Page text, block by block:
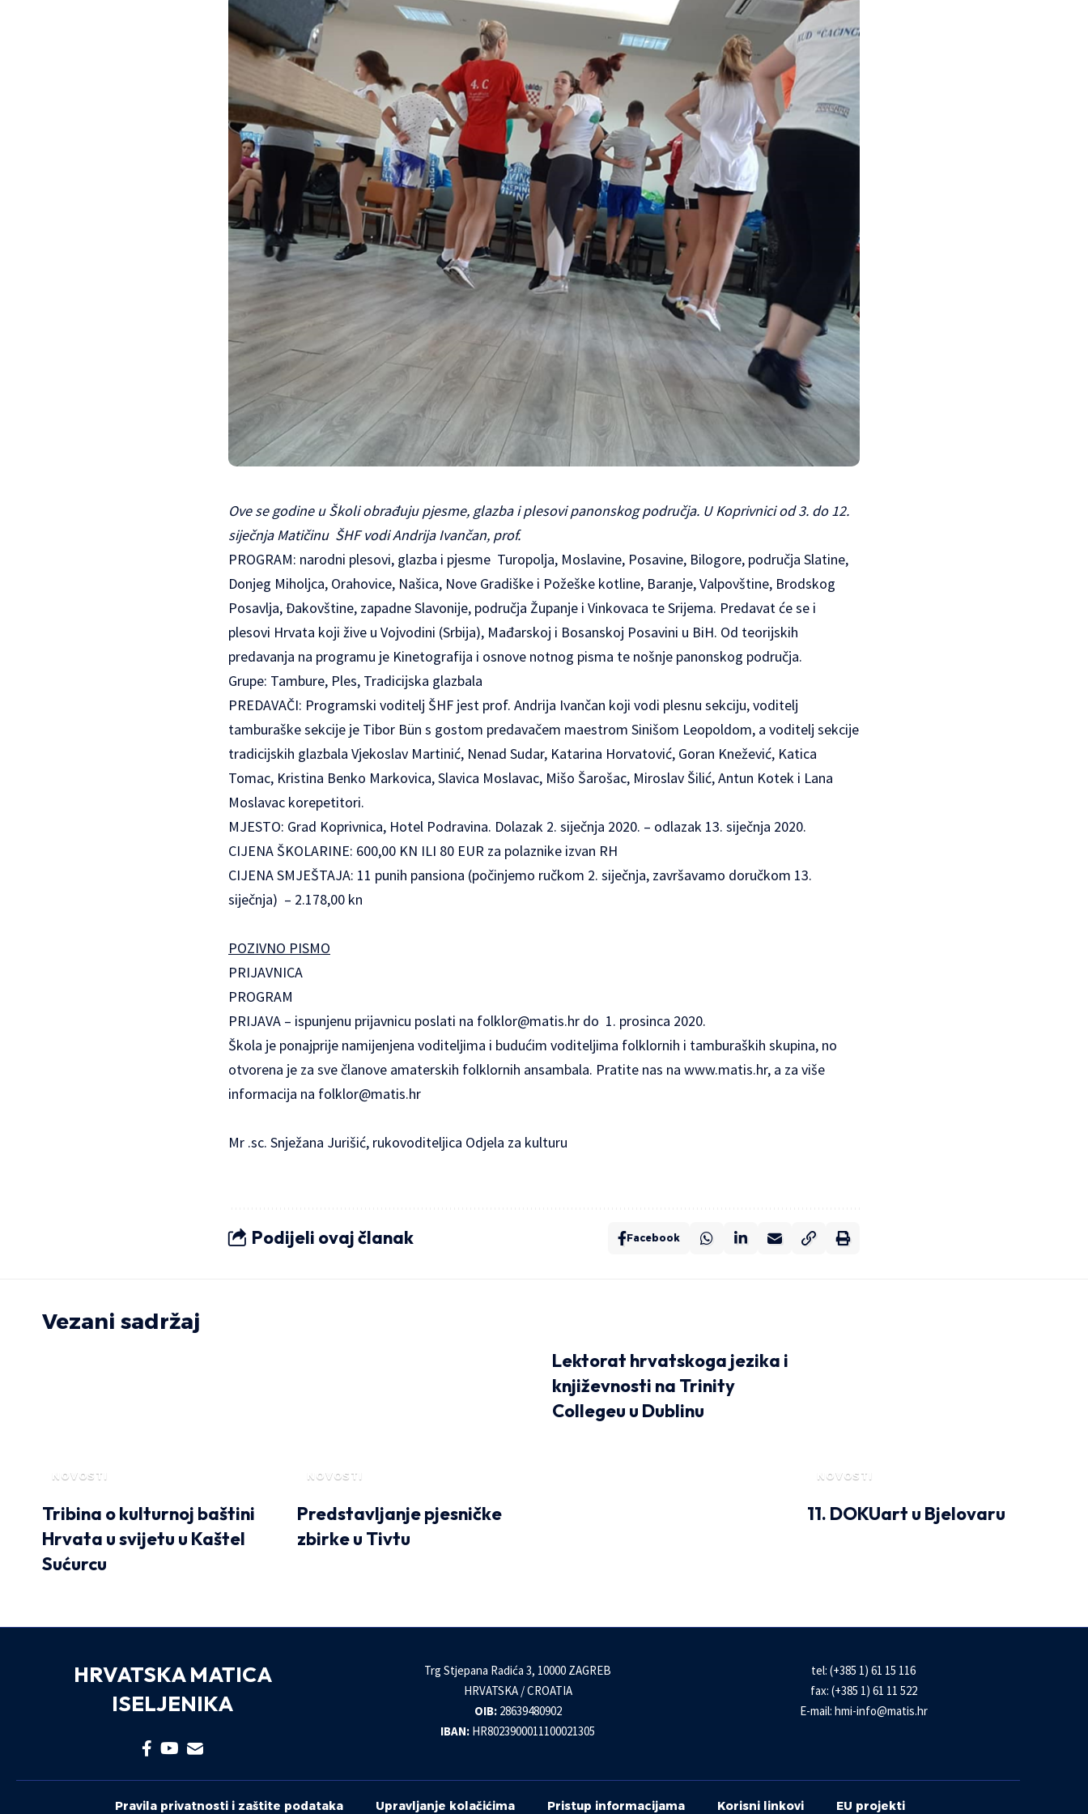
Ove se godine u Školi obrađuju pjesme, glazba i plesovi panonskog područja. U Koprivnici od 3. do 12.
siječnja Matičinu ŠHF vodi Andrija Ivančan, prof.
PROGRAM: narodni plesovi, glazba i pjesme Turopolja, Moslavine, Posavine, Bilogore, područja Slatine,
Donjeg Miholjca, Orahovice, Našica, Nove Gradiške i Požeške kotline, Baranje, Valpovštine, Brodskog
Posavlja, Đakovštine, zapadne Slavonije, područja Županje i Vinkovaca te Srijema. Predavat će se i
plesovi Hrvata koji žive u Vojvodini (Srbija), Mađarskoj i Bosanskoj Posavini u BiH. Od teorijskih
predavanja na programu je Kinetografija i osnove notnog pisma te nošnje panonskog područja.
Grupe: Tambure, Ples, Tradicijska glazbala
PREDAVAČI: Programski voditelj ŠHF jest prof. Andrija Ivančan koji vodi plesnu sekciju, voditelj
tamburaške sekcije je Tibor Bün s gostom predavačem maestrom Sinišom Leopoldom, a voditelj sekcije
tradicijskih glazbala Vjekoslav Martinić, Nenad Sudar, Katarina Horvatović, Goran Knežević, Katica
Tomac, Kristina Benko Markovica, Slavica Moslavac, Mišo Šarošac, Miroslav Šilić, Antun Kotek i Lana
Moslavac korepetitori.
MJESTO: Grad Koprivnica, Hotel Podravina. Dolazak 2. siječnja 2020. – odlazak 13. siječnja 2020.
CIJENA ŠKOLARINE: 600,00 KN ILI 80 EUR za polaznike izvan RH
CIJENA SMJEŠTAJA: 11 punih pansiona (počinjemo ručkom 2. siječnja, završavamo doručkom 13.
siječnja) – 2.178,00 kn
POZIVNO PISMO
PRIJAVNICA
PROGRAM
PRIJAVA – ispunjenu prijavnicu poslati na folklor@matis.hr do 1. prosinca 2020.
Škola je ponajprije namijenjena voditeljima i budućim voditeljima folklornih i tamburaških skupina, no
otvorena je za sve članove amaterskih folklornih ansambala. Pratite nas na www.matis.hr, a za više
informacija na folklor@matis.hr
Mr .sc. Snježana Jurišić, rukovoditeljica Odjela za kulturu
Podijeli ovaj članak Facebook
Vezani sadržaj
NOVOSTI
Tribina o kulturnoj baštini
Hrvata u svijetu u Kaštel
Sućurcu
NOVOSTI
Predstavljanje pjesničke
zbirke u Tivtu
Lektorat hrvatskoga jezika i
književnosti na Trinity
Collegeu u Dublinu
NOVOSTI
11. DOKUart u Bjelovaru
HRVATSKA MATICA
ISELJENIKA
Trg Stjepana Radića 3, 10000 ZAGREB
HRVATSKA / CROATIA
OIB:28639480902
IBAN: HR8023900011100021305
tel: (+385 1) 61 15 116
fax: (+385 1) 61 11 522
E-mail: hmi-info@matis.hr
Pravila privatnosti i zaštite podataka Upravljanje kolačićima Pristup informacijama Korisni linkovi EU projekti